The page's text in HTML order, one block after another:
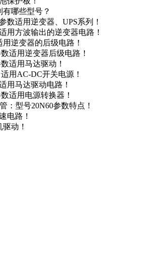
哪些型号？
数适用逆变器、UPS系列！
用方波输出的逆变器电路！
逆变器的后级电路！
适用逆变器后级电路！
适用马达驱动！
用AC-DC开关电源！
用马达驱动电路！
适用电源转换器！
：型号20N60参数特点！
电路！
动！